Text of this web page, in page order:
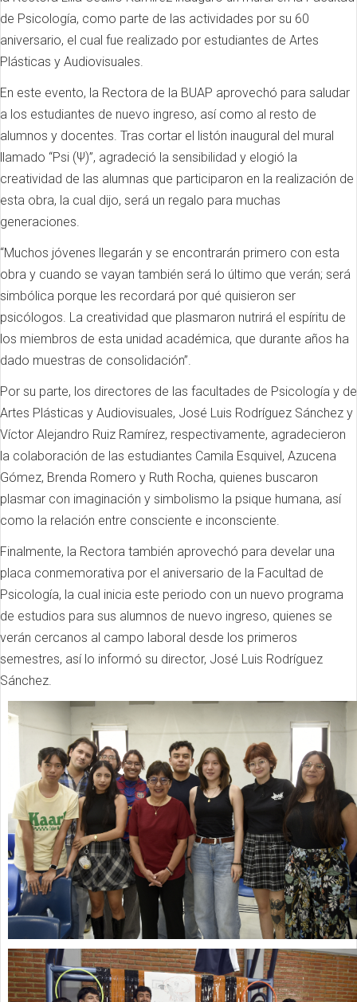
de Psicología, como parte de las actividades por su 60
aniversario, el cual fue realizado por estudiantes de Artes
Plásticas y Audiovisuales.
En este evento, la Rectora de la BUAP aprovechó para saludar
a los estudiantes de nuevo ingreso, así como al resto de
alumnos y docentes. Tras cortar el listón inaugural del mural
llamado “Psi (Ψ)”, agradeció la sensibilidad y elogió la
creatividad de las alumnas que participaron en la realización de
esta obra, la cual dijo, será un regalo para muchas
generaciones.
“Muchos jóvenes llegarán y se encontrarán primero con esta
obra y cuando se vayan también será lo último que verán; será
simbólica porque les recordará por qué quisieron ser
psicólogos. La creatividad que plasmaron nutrirá el espíritu de
los miembros de esta unidad académica, que durante años ha
dado muestras de consolidación”.
Por su parte, los directores de las facultades de Psicología y de
Artes Plásticas y Audiovisuales, José Luis Rodríguez Sánchez y
Víctor Alejandro Ruiz Ramírez, respectivamente, agradecieron
la colaboración de las estudiantes Camila Esquivel, Azucena
Gómez, Brenda Romero y Ruth Rocha, quienes buscaron
plasmar con imaginación y simbolismo la psique humana, así
como la relación entre consciente e inconsciente.
Finalmente, la Rectora también aprovechó para develar una
placa conmemorativa por el aniversario de la Facultad de
Psicología, la cual inicia este periodo con un nuevo programa
de estudios para sus alumnos de nuevo ingreso, quienes se
verán cercanos al campo laboral desde los primeros
semestres, así lo informó su director, José Luis Rodríguez
Sánchez.